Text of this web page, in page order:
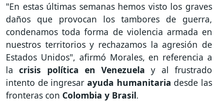
"En estas últimas semanas hemos visto los graves
daños que provocan los tambores de guerra,
condenamos toda forma de violencia armada en
nuestros territorios y rechazamos la agresión de
Estados Unidos", afirmó Morales, en referencia a
lacrisis política en Venezuelay al frustrado
intento de ingresar ayuda humanitaria desde las
fronteras con Colombia y Brasil.